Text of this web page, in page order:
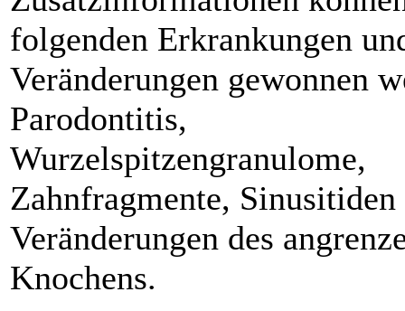
folgenden Erkrankungen
Veränderungen gewonnen
Parodontitis,
Wurzelspitzengranulome,
Zahnfragmente, Sinusitiden
Veränderungen des
Knochens.